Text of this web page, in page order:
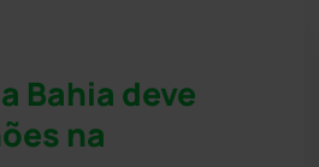
Bahia deve
na